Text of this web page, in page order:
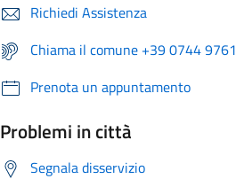
Richiedi Assistenza
Chiama il comune +39 0744 9761
Prenota un appuntamento
Problemi in città
Segnala disservizio